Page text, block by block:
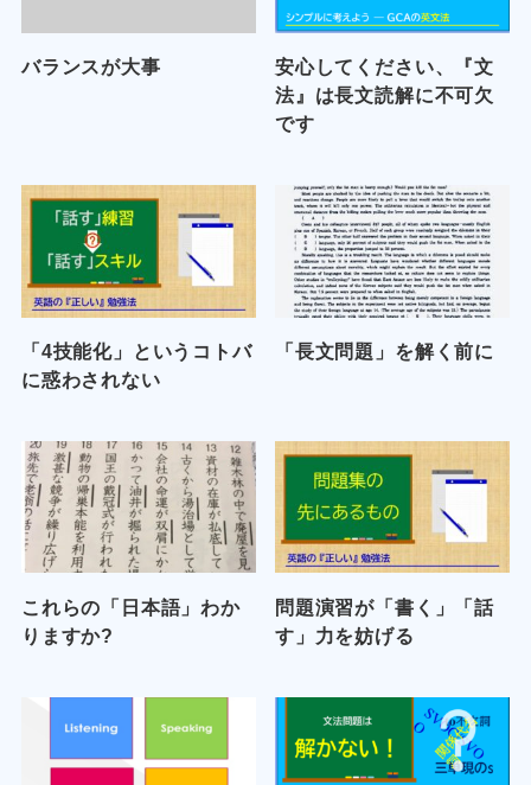
バランスが大事
安心してください、『文
法』は長文読解に不可欠
です
「4技能化」というコトバ
に惑わされない
「長文問題」を解く前に
これらの「日本語」わか
りますか?
問題演習が「書く」「話
す」力を妨げる